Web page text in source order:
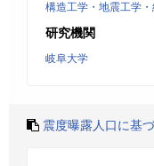
構造工学・地震工学
研究機関
岐阜大学
震度曝露人口に基